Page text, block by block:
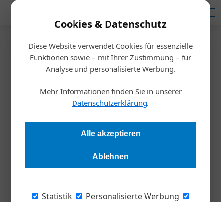
Cookies & Datenschutz
Diese Website verwendet Cookies für essenzielle
Funktionen sowie – mit Ihrer Zustimmung – für
Analyse und personalisierte Werbung.
Mehr Informationen finden Sie in unserer
Datenschutzerklärung.
Alle akzeptieren
Ablehnen
Statistik
Personalisierte Werbung
Startseite/Inspiration
Mach mal Pause
Barbara Liebermeister 20.02.2026, 12:27 Uhr
Kabarettist*innen und Vortragsredner*innen wissen, wie
gewünschte Wirkung zu erzielen. Führungskräfte vergessen
dies in Mitarbeitergesprächen zuweilen – insbesondere, wenn